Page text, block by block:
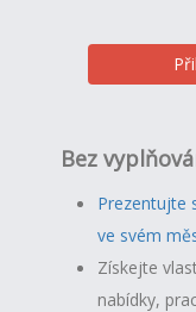
Bez
Prezentujte
ve svém
Získejte
nabídky,